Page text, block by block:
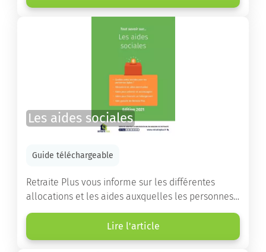
Les aides sociales
Guide téléchargeable
Retraite Plus vous informe sur les différentes
allocations et les aides auxquelles les personnes
âgées ont droit pour financer un séjour en maison
de retraite ou un maintien à domicile.
Lire l'article